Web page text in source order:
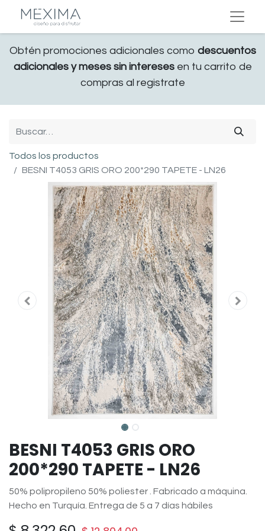
Obtén promociones adicionales como descuentos
adicionales y meses sin interesesen tu carrito de
compras al registrate
Todos los productos
BESNI T4053 GRIS ORO 200*290 TAPETE - LN26
BESNI T4053 GRIS ORO
200*290 TAPETE - LN26
50% polipropileno 50% poliester . Fabricado a máquina.
Hecho en Turquía. Entrega de 5 a 7 días hábiles